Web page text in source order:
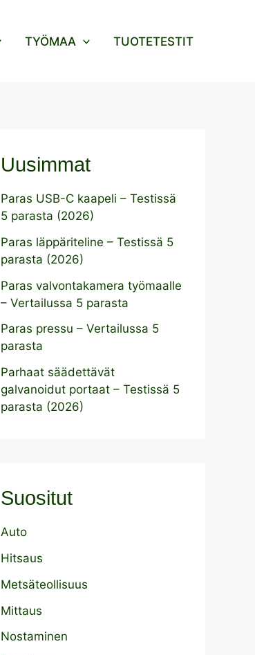
TYÖMAA TUOTETESTIT
Uusimmat
Paras USB-C kaapeli – Testissä
5 parasta (2026)
Paras läppäriteline – Testissä 5
parasta (2026)
Paras valvontakamera työmaalle
– Vertailussa 5 parasta
Paras pressu – Vertailussa 5
parasta
Parhaat säädettävät
galvanoidut portaat – Testissä 5
parasta (2026)
Suositut
Auto
Hitsaus
Metsäteollisuus
Mittaus
Nostaminen